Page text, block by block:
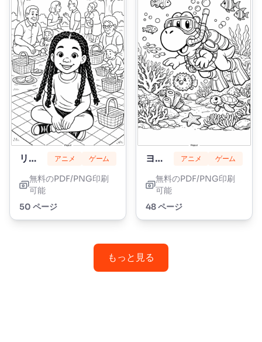
リリーラブブレイズ アニメ ゲーム
無料のPDF/PNG印刷
可能
50 ページ
ヨッシー アニメ ゲーム
無料のPDF/PNG印刷
可能
48 ページ
もっと見る